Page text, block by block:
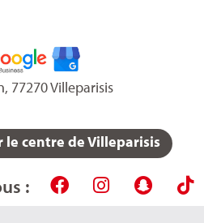
77270 Villeparisis
le centre de Villeparisis
: